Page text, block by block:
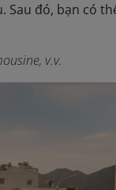
Sau đó, bạn có
v.v.